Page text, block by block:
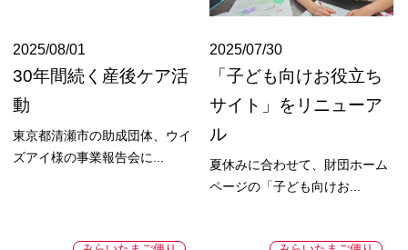
2025/08/01
30年間続く産後ケア活
動
東京都清瀬市の助成団体、ウイ
ズアイ様の事業報告会に...
2025/07/30
「子ども向けお役立ち
サイト」をリニューア
ル
夏休みに合わせて、財団ホーム
ページの「子ども向けお...